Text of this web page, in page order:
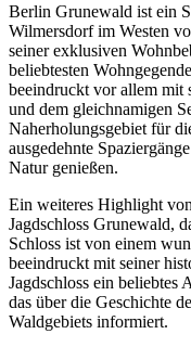
Berlin Grunewald ist ein
Wilmersdorf im Westen
seiner exklusiven
beliebtesten
beeindruckt vor allem mit
und dem gleichnamigen
Naherholungsgebiet für
ausgedehnte
Natur genießen.
Ein weiteres Highlight
Jagdschloss Grunewald,
Schloss ist von einem
beeindruckt mit seiner
Jagdschloss ein beliebtes
das über die Geschichte
Waldgebiets informiert.